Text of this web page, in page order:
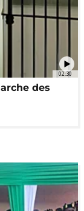
02:30
des